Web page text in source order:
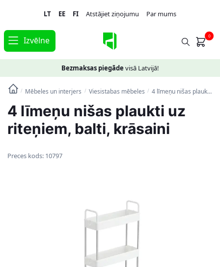
navigation
content
LT EE FI Atstājiet ziņojumu Par mums
Izvēlne 0
Bezmaksas piegāde visā Latvijā!
/ Mēbeles un interjers / Viesistabas mēbeles / 4 līmeņu nišas plaukti uz riteņiem, balti, krāsaini
4 līmeņu nišas plaukti uz
riteņiem, balti, krāsaini
Preces kods: 10797